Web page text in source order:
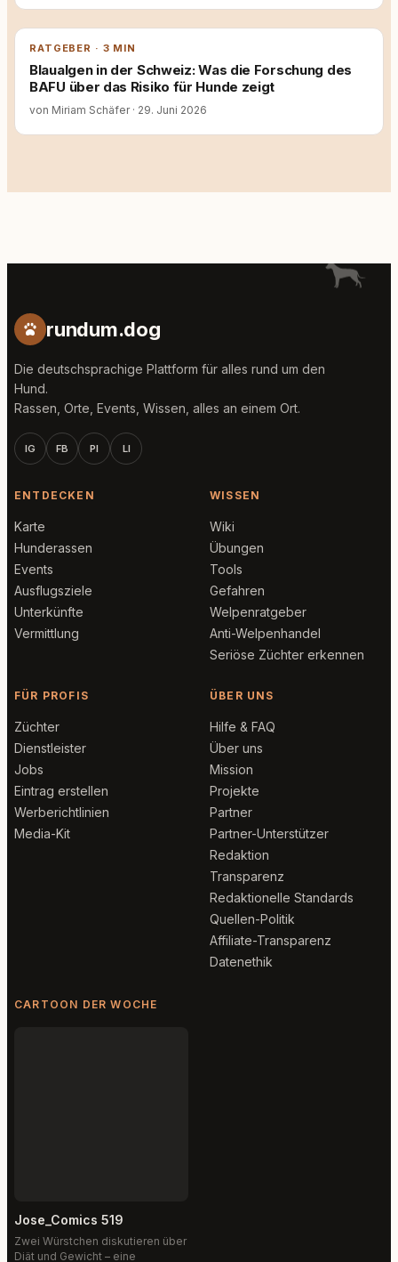
RATGEBER · 3 MIN
Blaualgen in der Schweiz: Was die Forschung des
BAFU über das Risiko für Hunde zeigt
von Miriam Schäfer · 29. Juni 2026
rundum.dog
Die deutschsprachige Plattform für alles rund um den
Hund.
Rassen, Orte, Events, Wissen, alles an einem Ort.
IG FB PI LI
ENTDECKEN
Karte
Hunderassen
Events
Ausflugsziele
Unterkünfte
Vermittlung
WISSEN
Wiki
Übungen
Tools
Gefahren
Welpenratgeber
Anti-Welpenhandel
Seriöse Züchter erkennen
FÜR PROFIS
Züchter
Dienstleister
Jobs
Eintrag erstellen
Werberichtlinien
Media-Kit
ÜBER UNS
Hilfe & FAQ
Über uns
Mission
Projekte
Partner
Partner-Unterstützer
Redaktion
Transparenz
Redaktionelle Standards
Quellen-Politik
Affiliate-Transparenz
Datenethik
CARTOON DER WOCHE
Jose_Comics 519
Zwei Würstchen diskutieren über
Diät und Gewicht – eine